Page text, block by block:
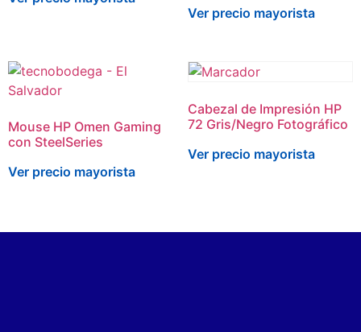
Ver precio mayorista
Mouse HP Omen Gaming
con SteelSeries
Ver precio mayorista
Cabezal de Impresión HP
72 Gris/Negro Fotográfico
Ver precio mayorista